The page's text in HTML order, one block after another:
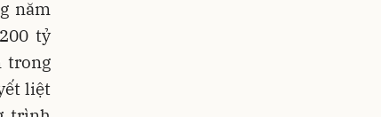
năm
tỷ
trong
liệt